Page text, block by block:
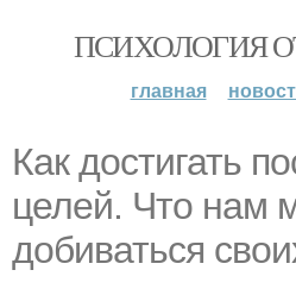
ПСИХОЛОГИЯ
главная
Как достигать
целей. Что нам
добиваться